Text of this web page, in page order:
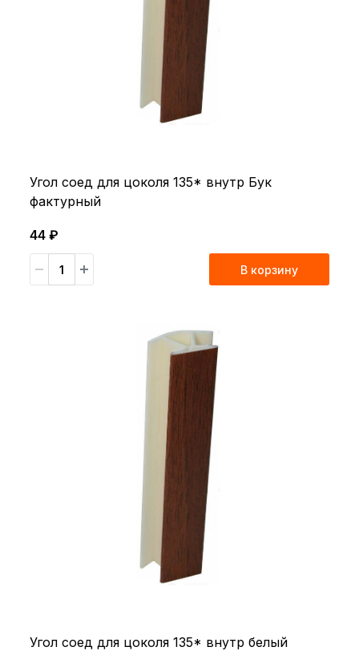
Угол соед для цоколя 135* внутр Бук
фактурный
44 ₽
В корзину
Угол соед для цоколя 135* внутр белый